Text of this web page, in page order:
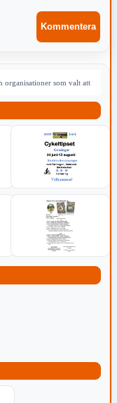
organisationer som valt att